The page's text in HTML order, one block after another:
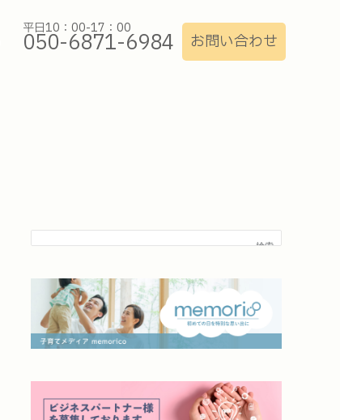
平日10：00-17：00
050-6871-6984 お問い合わせ
検索